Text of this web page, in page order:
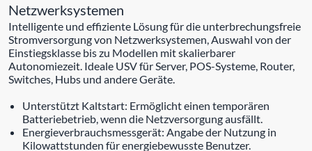
Netzwerksystemen
Intelligente und effiziente Lösung für die unterbrechungsfreie
Stromversorgung von Netzwerksystemen, Auswahl von der
Einstiegsklasse bis zu Modellen mit skalierbarer
Autonomiezeit. Ideale USV für Server, POS-Systeme, Router,
Switches, Hubs und andere Geräte.
Unterstützt Kaltstart: Ermöglicht einen temporären
Batteriebetrieb, wenn die Netzversorgung ausfällt.
Energieverbrauchsmessgerät: Angabe der Nutzung in
Kilowattstunden für energiebewusste Benutzer.